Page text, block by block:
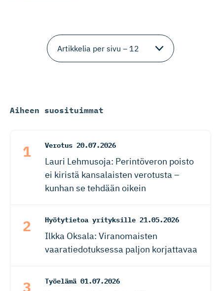
Aiheen suosituimmat
Verotus 20.07.2026
Lauri Lehmusoja: Perintöveron poisto
ei kiristä kansalaisten verotusta –
kunhan se tehdään oikein
Hyötytietoa yrityksille 21.05.2026
Ilkka Oksala: Viranomaisten
vaaratiedotuksessa paljon korjattavaa
Työelämä 01.07.2026